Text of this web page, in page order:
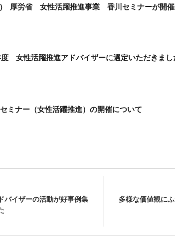
) 厚労省 女性活躍推進事業 香川セミナーが開催
女性活躍推進アドバイザーに選定いただきまし
ミナー（女性活躍推進）の開催について
バイザーの活動が好事例集
多様な価値観に